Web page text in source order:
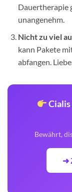
Dauertherapie
unangenehm.
Nicht zu viel
kann Pakete
abfangen.
Cialis
Bewährt,
➜